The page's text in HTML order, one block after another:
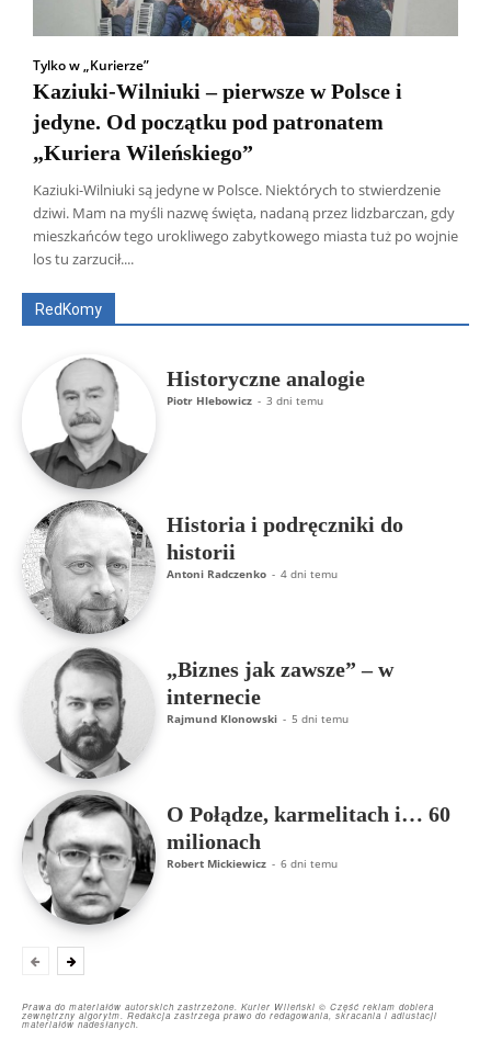
Tylko w „Kurierze”
Kaziuki-Wilniuki – pierwsze w Polsce i
jedyne. Od początku pod patronatem
„Kuriera Wileńskiego”
Kaziuki-Wilniuki są jedyne w Polsce. Niektórych to stwierdzenie
dziwi. Mam na myśli nazwę święta, nadaną przez lidzbarczan, gdy
mieszkańców tego urokliwego zabytkowego miasta tuż po wojnie
los tu zarzucił....
RedKomy
Wszyscy Aleksander Borowik
Antoni Radczenko
Artur Płokszto
Grzegorz Górny
Historyczne analogie
Piotr Hlebowicz - 3 dni temu
Historia i podręczniki do
historii
Antoni Radczenko - 4 dni temu
„Biznes jak zawsze” – w
internecie
Rajmund Klonowski - 5 dni temu
O Połądze, karmelitach i… 60
milionach
Robert Mickiewicz - 6 dni temu
Prawa do materiałów autorskich zastrzeżone. Kurier Wileński © Część reklam dobiera
zewnętrzny algorytm. Redakcja zastrzega prawo do redagowania, skracania i adiustacji
materiałów nadesłanych.